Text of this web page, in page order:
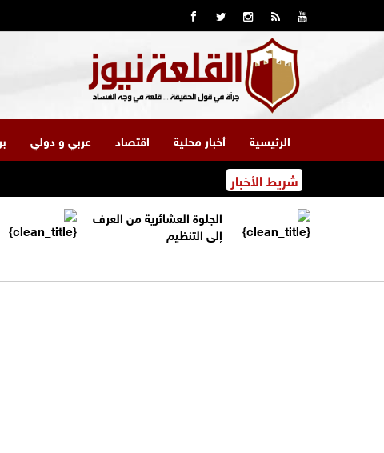
الرئيسية أخبار محلية اقتصاد عربي و دولي
شريط الأخبار
الجلوة العشائرية من العرف
إلى التنظيم